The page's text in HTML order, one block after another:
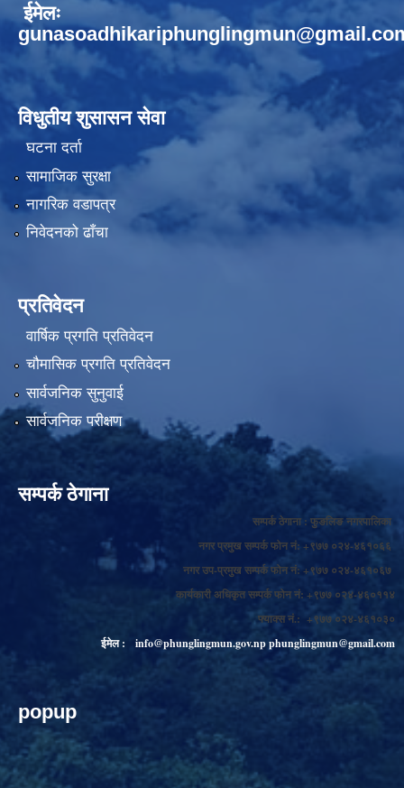
ईमेलः
विधुतीय शुसासन सेवा
घटना दर्ता
सामाजिक सुरक्षा
नागरिक वडापत्र
निवेदनको ढाँचा
प्रतिवेदन
वार्षिक प्रगति प्रतिवेदन
चौमासिक प्रगति प्रतिवेदन
सार्वजनिक सुनुवाई
सार्वजनिक परीक्षण
सम्पर्क ठेगाना
सम्पर्क ठेगाना : फुङलिङ नगरपालिका
नगर प्रमुख सम्पर्क फोन नं: +९७७ ०२४-४६१०६६
नगर उप-प्रमुख सम्पर्क फोन नं: +९७७ ०२४-४६१०६७
कार्यकारी अधिकृत सम्पर्क फोन नं: +९७७ ०२४-४६०११४
फ्याक्स नं.: +९७७ ०२४-४६१०३०
ईमेल :
info@phunglingmun.gov.npphunglingmun@gmail.com
popup